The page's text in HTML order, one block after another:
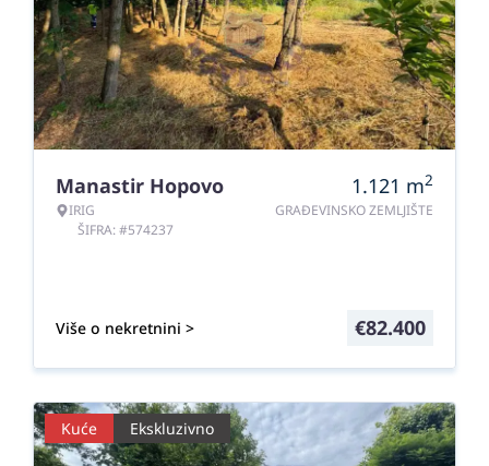
Manastir Hopovo
IRIG
ŠIFRA: #574237
1.121 m2
GRAĐEVINSKO ZEMLJIŠTE
Više o nekretnini > €82.400
Kuće Ekskluzivno